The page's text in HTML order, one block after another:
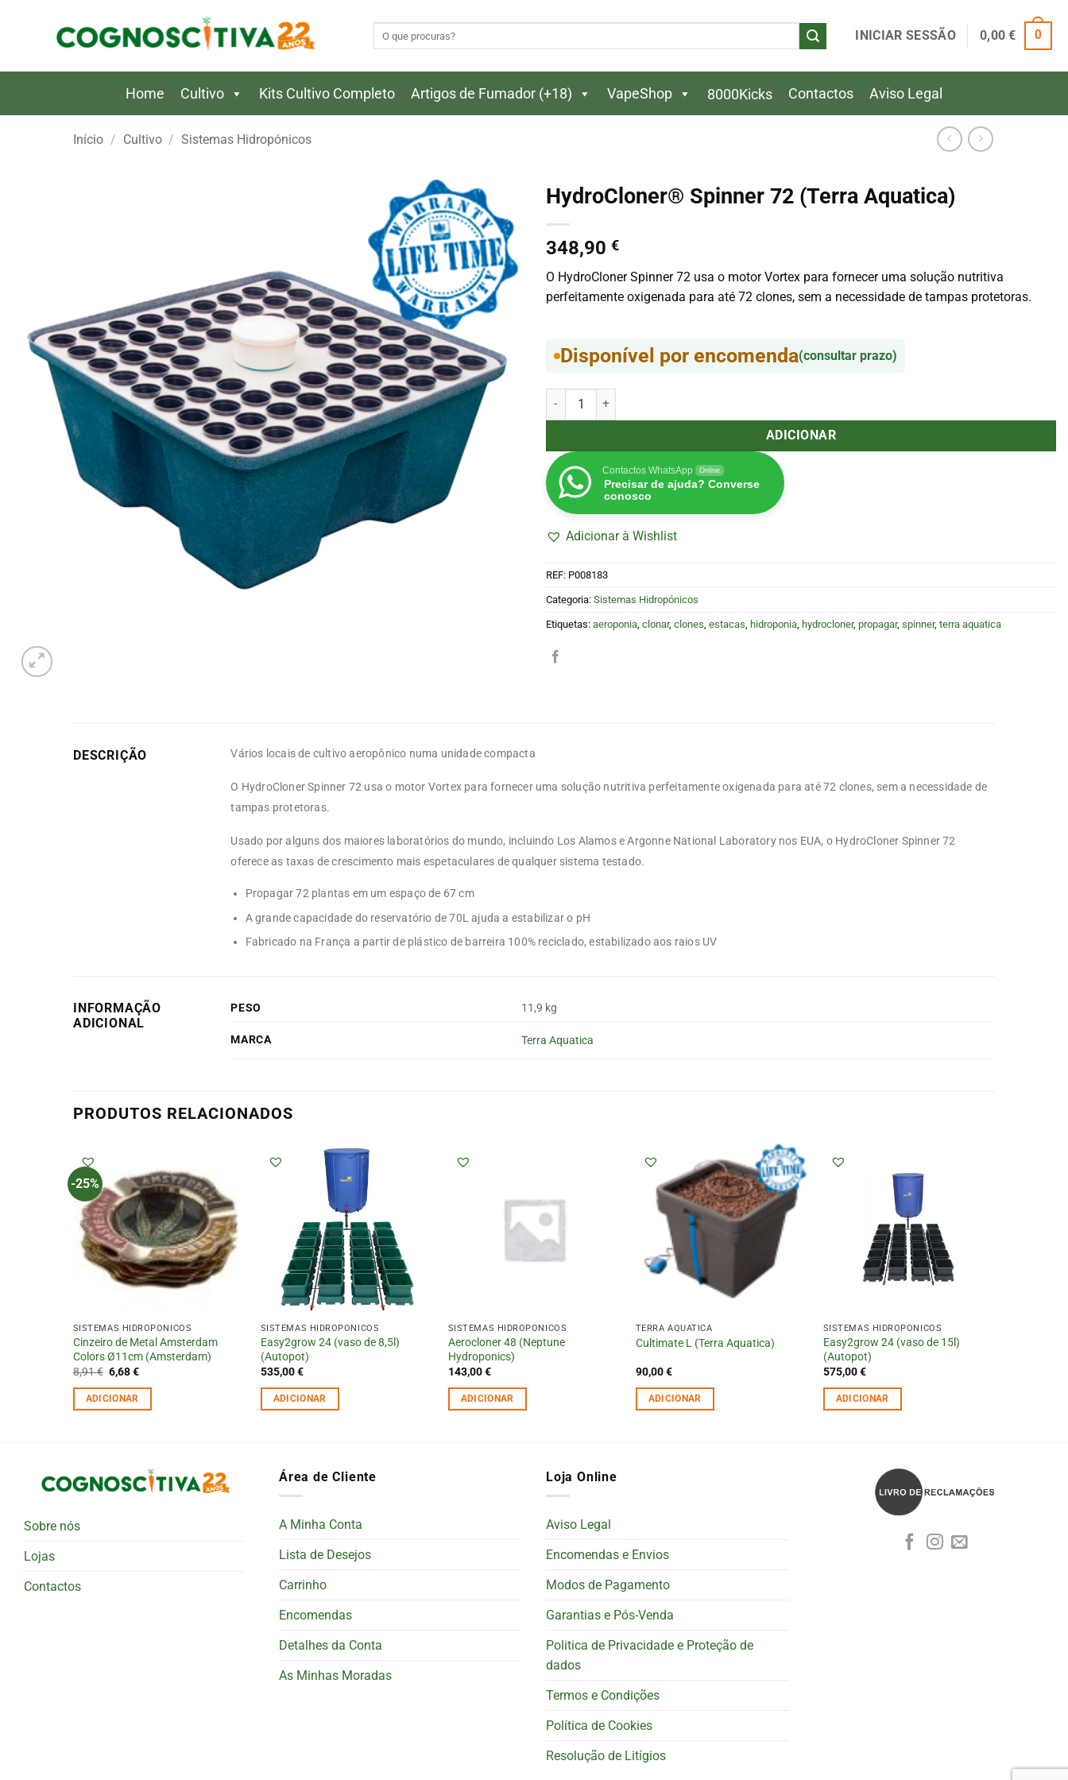
INICIAR SESSÃO 0,00€ 0
Home Cultivo Kits Cultivo Completo Artigos de Fumador (+18) VapeShop 8000Kicks Contactos Aviso Legal
Início / Cultivo / Sistemas Hidropónicos
HydroCloner® Spinner 72 (Terra Aquatica)
348,90 €
O HydroCloner Spinner 72 usa o motor Vortex para fornecer uma solução nutritiva
perfeitamente oxigenada para até 72 clones, sem a necessidade de tampas protetoras.
Disponível por encomenda(consultar prazo)
Quantidade de HydroCloner® Spinner 72 (Terra Aquatica)
ADICIONAR
Contactos WhatsApp Online
Precisar de ajuda? Converse
conosco
Adicionar à Wishlist
REF: P008183
Categoria: Sistemas Hidropónicos
Etiquetas: aeroponia clonar, clones estacas hidroponia hydrocloner, propagar, spinner, terra aquatica
DESCRIÇÃO Vários locais de cultivo aeropônico numa unidade compacta
O HydroCloner Spinner 72 usa o motor Vortex para fornecer uma solução nutritiva perfeitamente oxigenada para até 72 clones, sem a necessidade de
tampas protetoras.
Usado por alguns dos maiores laboratórios do mundo, incluindo Los Alamos e Argonne National Laboratory nos EUA, o HydroCloner Spinner 72
oferece as taxas de crescimento mais espetaculares de qualquer sistema testado.
Propagar 72 plantas em um espaço de 67 cm
A grande capacidade do reservatório de 70L ajuda a estabilizar o pH
Fabricado na França a partir de plástico de barreira 100% reciclado, estabilizado aos raios UV
INFORMAÇÃO
ADICIONAL
PESO 11,9 kg
MARCA Terra Aquatica
PRODUTOS RELACIONADOS
-25%
SISTEMAS HIDROPÓNICOS
Cinzeiro de Metal Amsterdam
Colors Ø11cm (Amsterdam)
8,91€ O
original
era:
6,68€O
atual
ADICIONAR
SISTEMAS HIDROPÓNICOS
Easy2grow 24 (vaso de 8,5l)
(Autopot)
535,00€
ADICIONAR
SISTEMAS HIDROPÓNICOS
Aerocloner 48 (Neptune
Hydroponics)
143,00€
ADICIONAR
TERRA AQUATICA
Cultimate L (Terra Aquatica)
90,00€
ADICIONAR
SISTEMAS HIDROPÓNICOS
Easy2grow 24 (vaso de 15l)
(Autopot)
575,00€
ADICIONAR
Sobre nós
Lojas
Contactos
Área de Cliente
A Minha Conta
Lista de Desejos
Carrinho
Encomendas
Detalhes da Conta
As Minhas Moradas
Loja Online
Aviso Legal
Encomendas e Envios
Modos de Pagamento
Garantias e Pós-Venda
Politica de Privacidade e Proteção de
dados
Termos e Condições
Política de Cookies
Resolução de Litígios